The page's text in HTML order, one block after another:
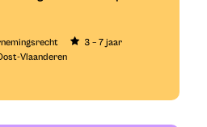
3 – 7 jaar
Vlaanderen